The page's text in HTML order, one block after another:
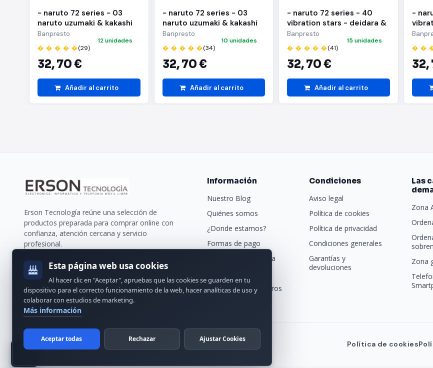
- naruto 72 series - 03
naruto uzumaki & kakashi
hatake(a:naruto uzumaki)
Banpresto
� � � � �(29)
32,70 €
12 unidades
Añadir al carrito
- naruto 72 series - 03
naruto uzumaki & kakashi
hatake(b:kakashi hatake)
Banpresto
� � � � �(34)
32,70 €
10 unidades
Añadir al carrito
- naruto 72 series - 40
vibration stars - deidara &
sasuke uchiha - (a:deidara)
Banpresto
� � � � �(41)
32,70 €
15 unidades
Añadir al carrito
-
� �
32,
Erson Tecnología reúne una selección de
productos preparada para comprar online con
confianza, atención cercana y servicio
profesional.
Información
Nuestro Blog
Quiénes somos
¿Donde estamos?
Formas de pago
Transporte y entrega
Contacta con nosotros
Condiciones
Aviso legal
Política de cookies
Política de privacidad
Condiciones generales
Garantías y
devoluciones
Las
Zona
Zona
© 2024 Erson Tecnología. Todos los derechos reservados. Política de cookies
Esta página web usa cookies
Al hacer clic en "Aceptar", apruebas que las cookies se guarden en tu
dispositivo para el correcto funcionamiento de la web, hacer analíticas de uso y
colaborar con estudios de marketing.
Más información
Aceptar todas Rechazar Ajustar Cookies